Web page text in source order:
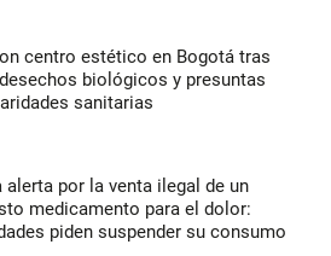
centro estético en Bogotá tras
biológicos y presuntas
sanitarias
alerta por la venta ilegal de un
medicamento para el dolor:
piden suspender su consumo